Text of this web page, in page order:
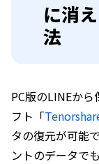
に消
法
PC版のLINEか
フト「
タの復元が可能
ントのデータで